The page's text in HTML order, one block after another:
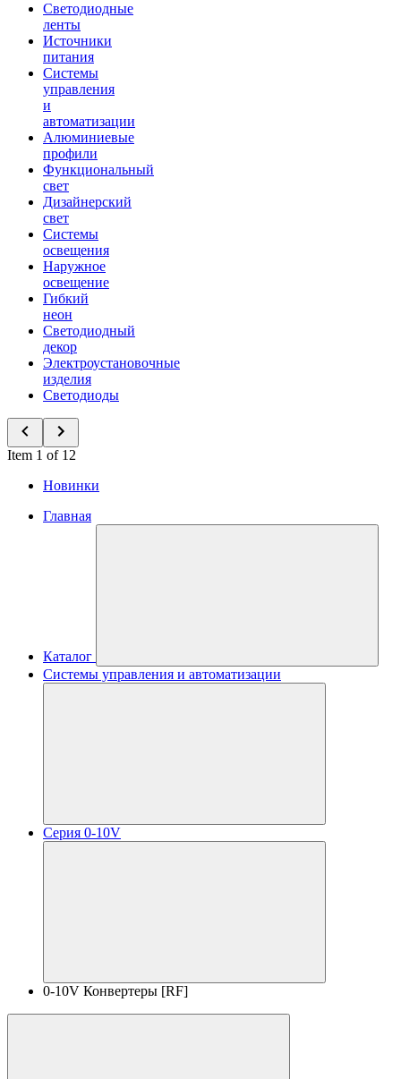
Светодиодные
ленты
Источники
питания
Системы
управления
и
автоматизации
Алюминиевые
профили
Функциональный
свет
Дизайнерский
свет
Системы
освещения
Наружное
освещение
Гибкий
неон
Светодиодный
декор
Электроустановочные
изделия
Светодиоды
Item 1 of 12
Новинки
Главная
Каталог
Системы управления и автоматизации
Серия 0-10V
0-10V Конвертеры [RF]